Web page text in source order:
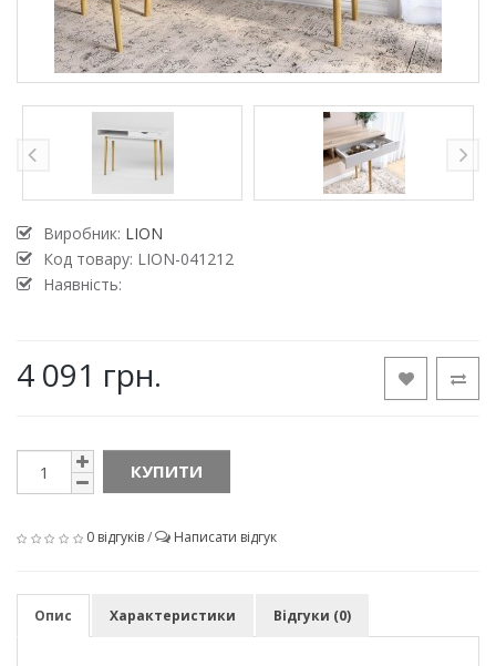
Виробник: LION
Код товару: LION-041212
Наявність:
4 091 грн.
КУПИТИ
0 відгуків/ Написати відгук
Опис Характеристики Відгуки (0)